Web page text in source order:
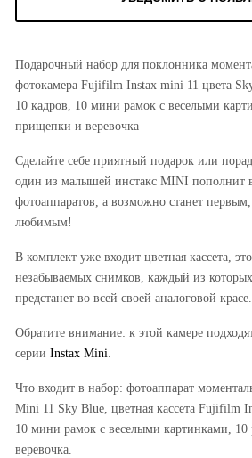
Подарочный набор для поклонника
фотокамера Fujifilm Instax mini 11 цвета
10 кадров, 10 мини рамок с веселыми
прищепки и веревочка
Сделайте себе приятный подарок или
один из малышей инстакс MINI пополнит
фотоаппаратов, а возможно станет
любимым!
В комплект уже входит цветная кассета,
незабываемых снимков, каждый из
предстанет во всей своей аналоговой красе.
Обратите внимание: к этой камере
серии Instax Mini
Что входит в набор: фотоаппарат
Mini 11 Sky Blue, цветная кассета Fujifilm
10 мини рамок с веселыми картинками, 10
веревочка.